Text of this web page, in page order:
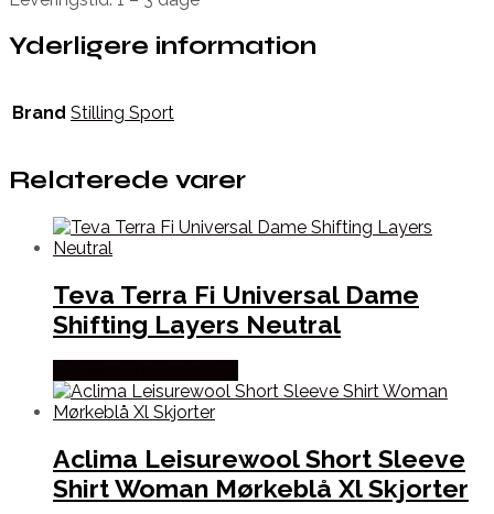
Yderligere information
Brand Stilling Sport
Relaterede varer
Teva Terra Fi Universal Dame
Shifting Layers Neutral
Aclima Leisurewool Short Sleeve
Shirt Woman Mørkeblå Xl Skjorter